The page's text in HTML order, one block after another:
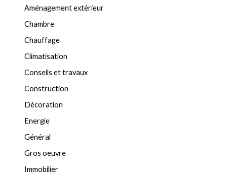
Aménagement extérieur
Chambre
Chauffage
Climatisation
Conseils et travaux
Construction
Décoration
Energie
Général
Gros oeuvre
Immobilier